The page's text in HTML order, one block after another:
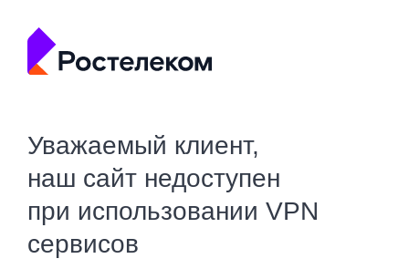
Уважаемый клиент,
наш сайт недоступен
при использовании VPN
сервисов